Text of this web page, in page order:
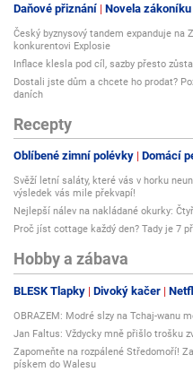
Daňové přiznání Novela
Český byznysový tandem expanduje
konkurentovi Explosie
Inflace klesla pod cíl, sazby přesto
Dostali jste dům a chcete ho prodat?
daních
Recepty
Oblíbené zimní polévky Domácí
Svěží letní saláty, které vás v horku
výsledek vás mile překvapí!
Nejlepší nálev na nakládané okurky:
Proč jíst cottage každý den? Tady je 7
Hobby a zábava
BLESK Tlapky Divoký kačer
OBRAZEM: Modré slzy na Tchaj-wanu
Jan Faltus: Vždycky mně přišlo trošku
Zapomeňte na rozpálené Středomoří!
pískem do Walesu